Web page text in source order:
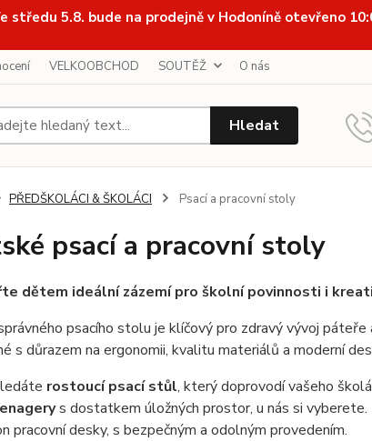
středu 5.8. bude na prodejně v Hodoníně otevřeno
VELKOOBCHOD SOUTĚŽ O nás
Hledat
PŘEDŠKOLÁCI & ŠKOLÁCI Psací a pracovní stoly
psací a pracovní stoly
dětem ideální zázemí pro školní povinnosti i
psacího stolu je klíčový pro zdravý vývoj
s důrazem na ergonomii, kvalitu materiálů a moderní
rostoucí psací stůl, který doprovodí vašeho
s dostatkem úložných prostor, u nás si
pracovní desky, s bezpečným a odolným provedením.